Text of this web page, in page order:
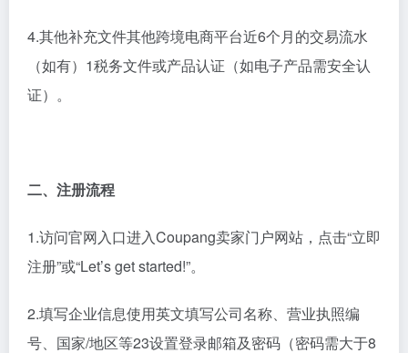
4‌.其他补充文件‌其他跨境电商平台近6个月的交易流水
（如有）‌1税务文件或产品认证（如电子产品需安全认
证）‌。
二、注册流程
‌1.访问官网入口‌进入Coupang卖家门户网站，点击“立即
注册”或“Let’s get started!”‌。
‌2.填写企业信息‌使用英文填写公司名称、营业执照编
号、国家/地区等‌23设置登录邮箱及密码（密码需大于8